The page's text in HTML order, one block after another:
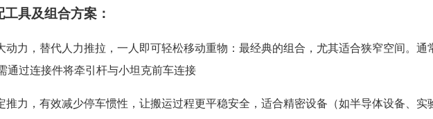
工具及组合方案 ：
动力，替代人力推拉，一人即可轻松移动重物：最经典的组合，尤其适合狭窄空间。通
通过连接件将牵引杆与小坦克前车连接
推力，有效减少停车惯性，让搬运过程更平稳安全，适合精密设备（如半导体设备、实